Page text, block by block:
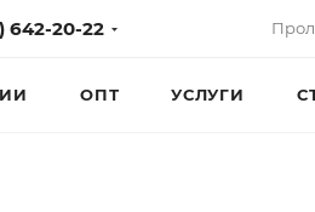
642-20-22
ОПТ УСЛУГИ